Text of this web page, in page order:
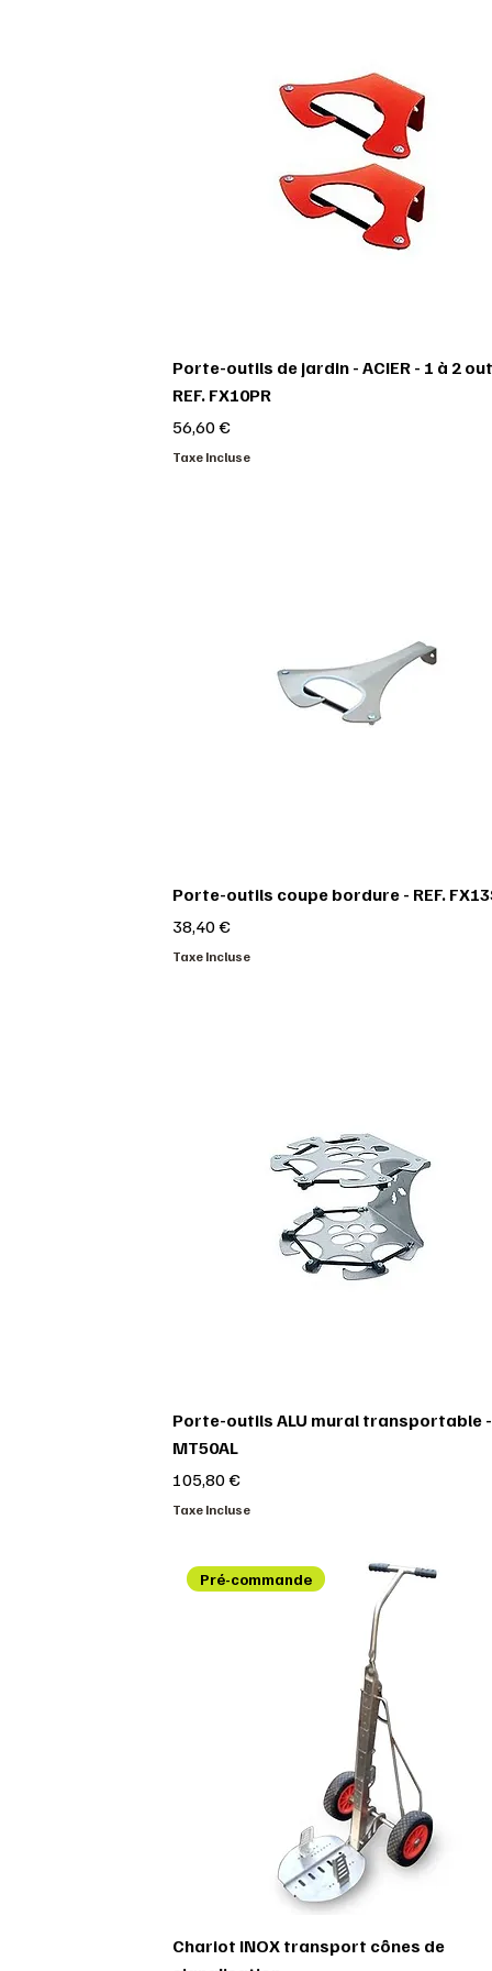
Porte-outils de jardin - ACIER - 1 à 2
REF. FX10PR
Prix
56,60 €
Taxe Incluse
Porte-outils coupe bordure - REF.
Prix
38,40 €
Taxe Incluse
Porte-outils ALU mural transportable -
MT50AL
Prix
105,80 €
Taxe Incluse
Pré-commande
Chariot INOX transport cônes de